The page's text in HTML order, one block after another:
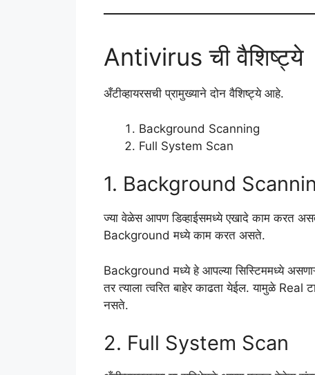
Antivirus ची वैशिष्ट्ये
अँटीव्हायरसची प्रामुख्याने दोन वैशिष्ट्ये आहे.
Background Scanning
Full System Scan
1. Background
ज्या वेळेस आपण डिव्हाईसमध्ये एखादे काम करत
Background मध्ये काम करत असते.
Background मध्ये हे आपल्या सिस्टिममध्ये
तर त्याला त्वरित बाहेर काढता येईल. यामुळे Real
नसते.
2. Full System Scan